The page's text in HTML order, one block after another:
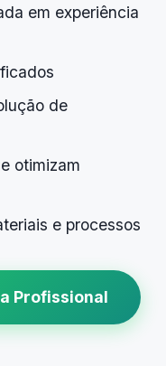
em experiência
de
otimizam
e processos
Profissional